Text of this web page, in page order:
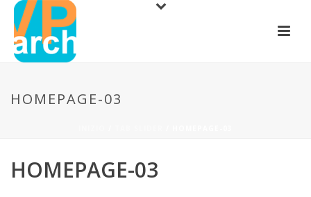
HOMEPAGE-03
HOMEPAGE-03